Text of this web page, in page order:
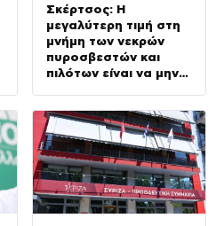
Σκέρτσος: Η
μεγαλύτερη τιμή στη
μνήμη των νεκρών
πυροσβεστών και
πιλότων είναι να μην
πρόληψη